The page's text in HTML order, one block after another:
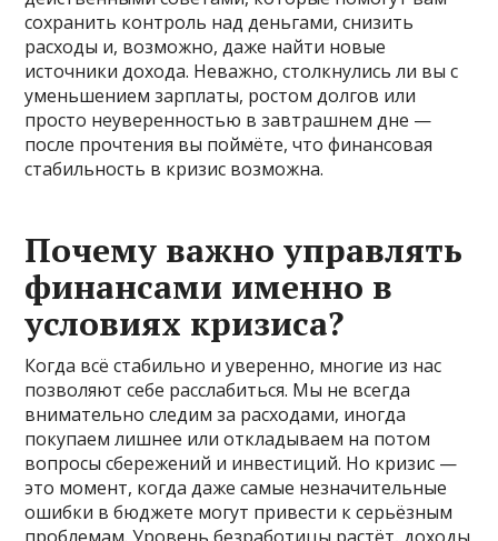
сохранить контроль над деньгами, снизить
расходы и, возможно, даже найти новые
источники дохода. Неважно, столкнулись ли вы с
уменьшением зарплаты, ростом долгов или
просто неуверенностью в завтрашнем дне —
после прочтения вы поймёте, что финансовая
стабильность в кризис возможна.
Почему важно управлять
финансами именно в
условиях кризиса?
Когда всё стабильно и уверенно, многие из нас
позволяют себе расслабиться. Мы не всегда
внимательно следим за расходами, иногда
покупаем лишнее или откладываем на потом
вопросы сбережений и инвестиций. Но кризис —
это момент, когда даже самые незначительные
ошибки в бюджете могут привести к серьёзным
проблемам. Уровень безработицы растёт, доходы